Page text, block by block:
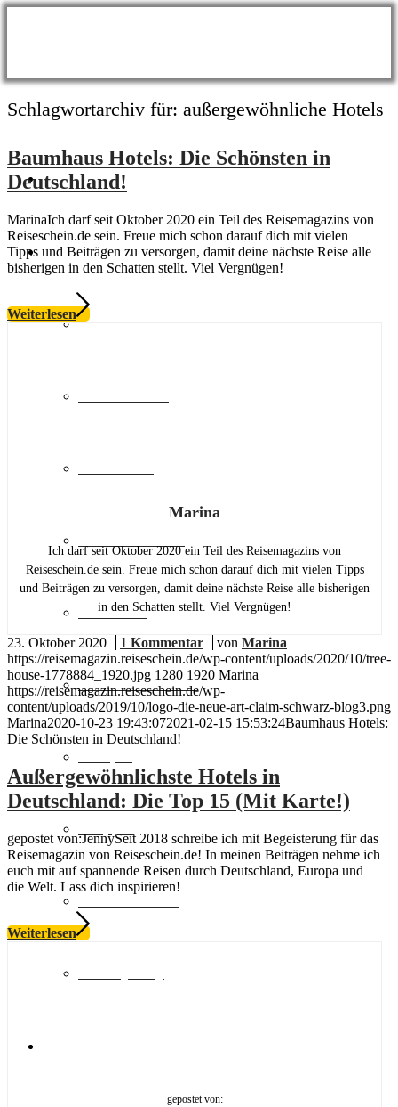
BLOG
Themen
Wellness
Skiurlaub
Freizeit & Action
Schlagwortarchiv für: außergewöhnliche Hotels
Baumhaus Hotels: Die Schönsten in
Deutschland!
MarinaIch darf seit Oktober 2020 ein Teil des Reisemagazins von
Reiseschein.de sein. Freue mich schon darauf dich mit vielen
Tipps und Beiträgen zu versorgen, damit deine nächste Reise alle
bisherigen in den Schatten stellt. Viel Vergnügen!
Weiterlesen
Marina
Ich darf seit Oktober 2020 ein Teil des Reisemagazins von
Reiseschein.de sein. Freue mich schon darauf dich mit vielen Tipps
und Beiträgen zu versorgen, damit deine nächste Reise alle bisherigen
in den Schatten stellt. Viel Vergnügen!
23. Oktober 2020 1 Kommentar von Marina
https://reisemagazin.reiseschein.de/wp-content/uploads/2020/10/tree-
house-1778884_1920.jpg 1280 1920 Marina
https://reisemagazin.reiseschein.de/wp-
content/uploads/2019/10/logo-die-neue-art-claim-schwarz-blog3.png
Marina2020-10-23 19:43:072021-02-15 15:53:24Baumhaus Hotels:
Die Schönsten in Deutschland!
Außergewöhnlichste Hotels in
Deutschland: Die Top 15 (Mit Karte!)
gepostet von:JennySeit 2018 schreibe ich mit Begeisterung für das
Reisemagazin von Reiseschein.de! In meinen Beiträgen nehme ich
euch mit auf spannende Reisen durch Deutschland, Europa und
die Welt. Lass dich inspirieren!
Weiterlesen
gepostet von: